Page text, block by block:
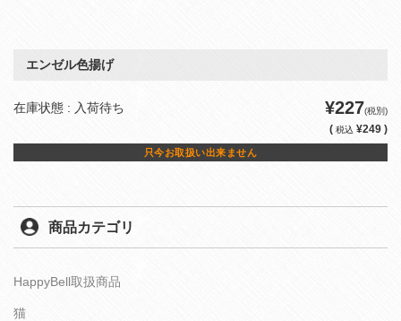
エンゼル色揚げ
在庫状態 : 入荷待ち ¥227(税別)
( 税込 ¥249 )
只今お取扱い出来ません
商品カテゴリ
HappyBell取扱商品
猫